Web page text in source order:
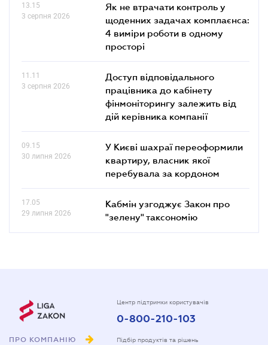
13.15
3 серпня 2026
Як не втрачати контроль у
щоденних задачах комплаєнса:
4 виміри роботи в одному
просторі
11.11
3 серпня 2026
Доступ відповідального
працівника до кабінету
фінмоніторингу залежить від
дій керівника компанії
09.15
30 липня 2026
У Києві шахраї переоформили
квартиру, власник якої
перебувала за кордоном
17.05
29 липня 2026
Кабмін узгоджує Закон про
"зелену" таксономію
ПРО КОМПАНІЮ
Центр підтримки користувачів
0-800-210-103
Підбір продуктів та рішень